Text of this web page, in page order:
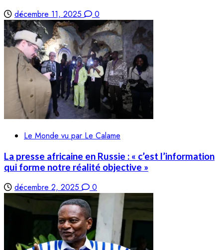
décembre 11, 2025 0
Le Monde vu par Le Calame
La presse africaine en Russie : « c’est l’information
qui forme notre réalité objective »
décembre 2, 2025 0